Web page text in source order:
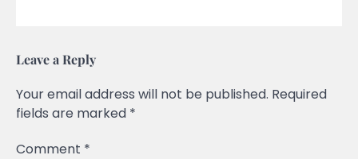
Leave a Reply
Your email address will not be published. Required
fields are marked *
Comment *